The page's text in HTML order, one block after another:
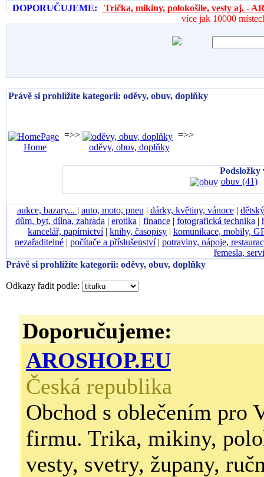
DOPORUČUJEME:
Trička, mikiny, polokošile, vesty aj. -
více jak 10000
Právě si prohlížíte kategorii: oděvy, obuv, doplňky
Home
=>>
oděvy, obuv, doplňky
=>>
Podsložky
obuv (41)
aukce, bazary... | auto, moto, pneu | dárky, květiny, vánoce|
dům, byt, dílna, zahrada | erotika | finance| fotografická technika |
kancelář, papírnictví| knihy, časopisy | komunikace, mobily,
nezařaditelné | počítače a příslušenství| potraviny, nápoje,
řemesla,
Právě si prohlížíte kategorii: oděvy, obuv, doplňky
Odkazy řadit podle:
Doporučujeme:
AROSHOP.EU
Česká republika
Obchod s oblečením pro
firmu. Trika, mikiny,
vesty, svetry, župany,